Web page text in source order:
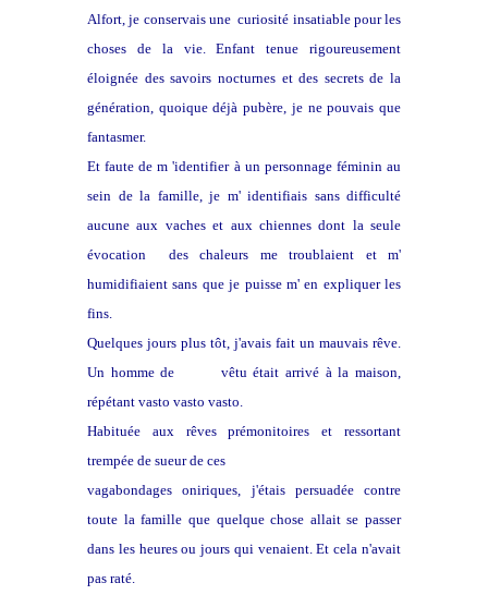
Alfort, je conservais une curiosité insatiable pour les
choses de la vie. Enfant tenue rigoureusement
éloignée des savoirs nocturnes et des secrets de la
génération, quoique déjà pubère, je ne pouvais que
fantasmer.
Et faute de m 'identifier à un personnage féminin au
sein de la famille, je m' identifiais sans difficulté
aucune aux vaches et aux chiennes dont la seule
évocation des chaleurs me troublaient et m'
humidifiaient sans que je puisse m' en expliquer les
fins.
Quelques jours plus tôt, j'avais fait un mauvais rêve.
Un homme de
vêtu était arrivé à la maison,
répétant vasto vasto vasto.
Habituée aux rêves prémonitoires et ressortant
trempée de sueur de ces
vagabondages oniriques, j'étais persuadée contre
toute la famille que quelque chose allait se passer
dans les heures ou jours qui venaient. Et cela n'avait
pas raté.